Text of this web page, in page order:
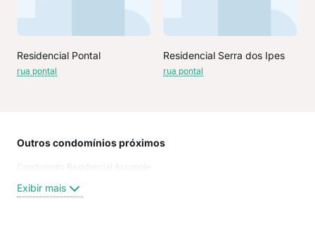
Residencial Pontal
rua pontal
Residencial Serra dos Ipes
rua pontal
Outros condomínios próximos
Condominio Residencial Acropole
Exibir mais